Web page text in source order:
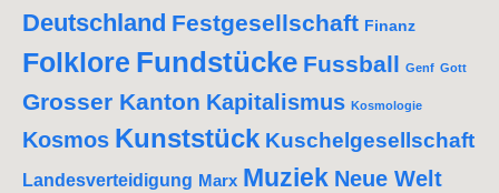
Deutschland Festgesellschaft Finanz
Folklore Fundstücke Fussball Genf Gott
Grosser Kanton Kapitalismus Kosmologie
Kosmos Kunststück Kuschelgesellschaft
Landesverteidigung Marx Muziek Neue Welt